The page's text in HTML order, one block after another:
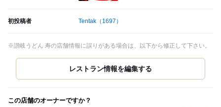
初投稿者 Tentak （1697）
※讃岐うどん 寿の店舗情報に誤りがある場合は、以下から修正して下さい。
この店舗のオーナーですか？